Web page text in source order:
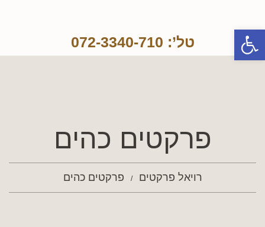
טל’: 072-3340-710
פרקטים כהים
רויאל פרקטים פרקטים כהים
פתח סרגל נגישות